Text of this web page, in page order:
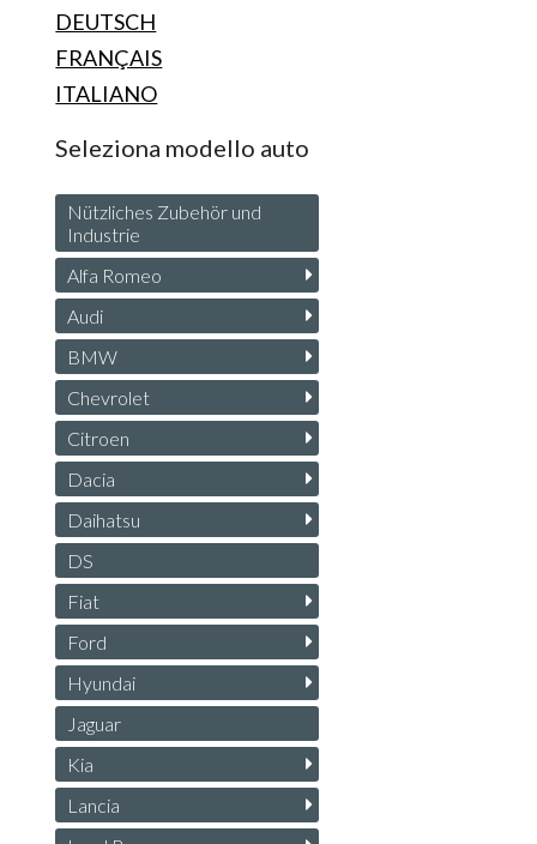
DEUTSCH
FRANÇAIS
ITALIANO
Seleziona modello auto
Nützliches Zubehör und
Industrie
Alfa Romeo
Audi
BMW
Chevrolet
Citroen
Dacia
Daihatsu
DS
Fiat
Ford
Hyundai
Jaguar
Kia
Lancia